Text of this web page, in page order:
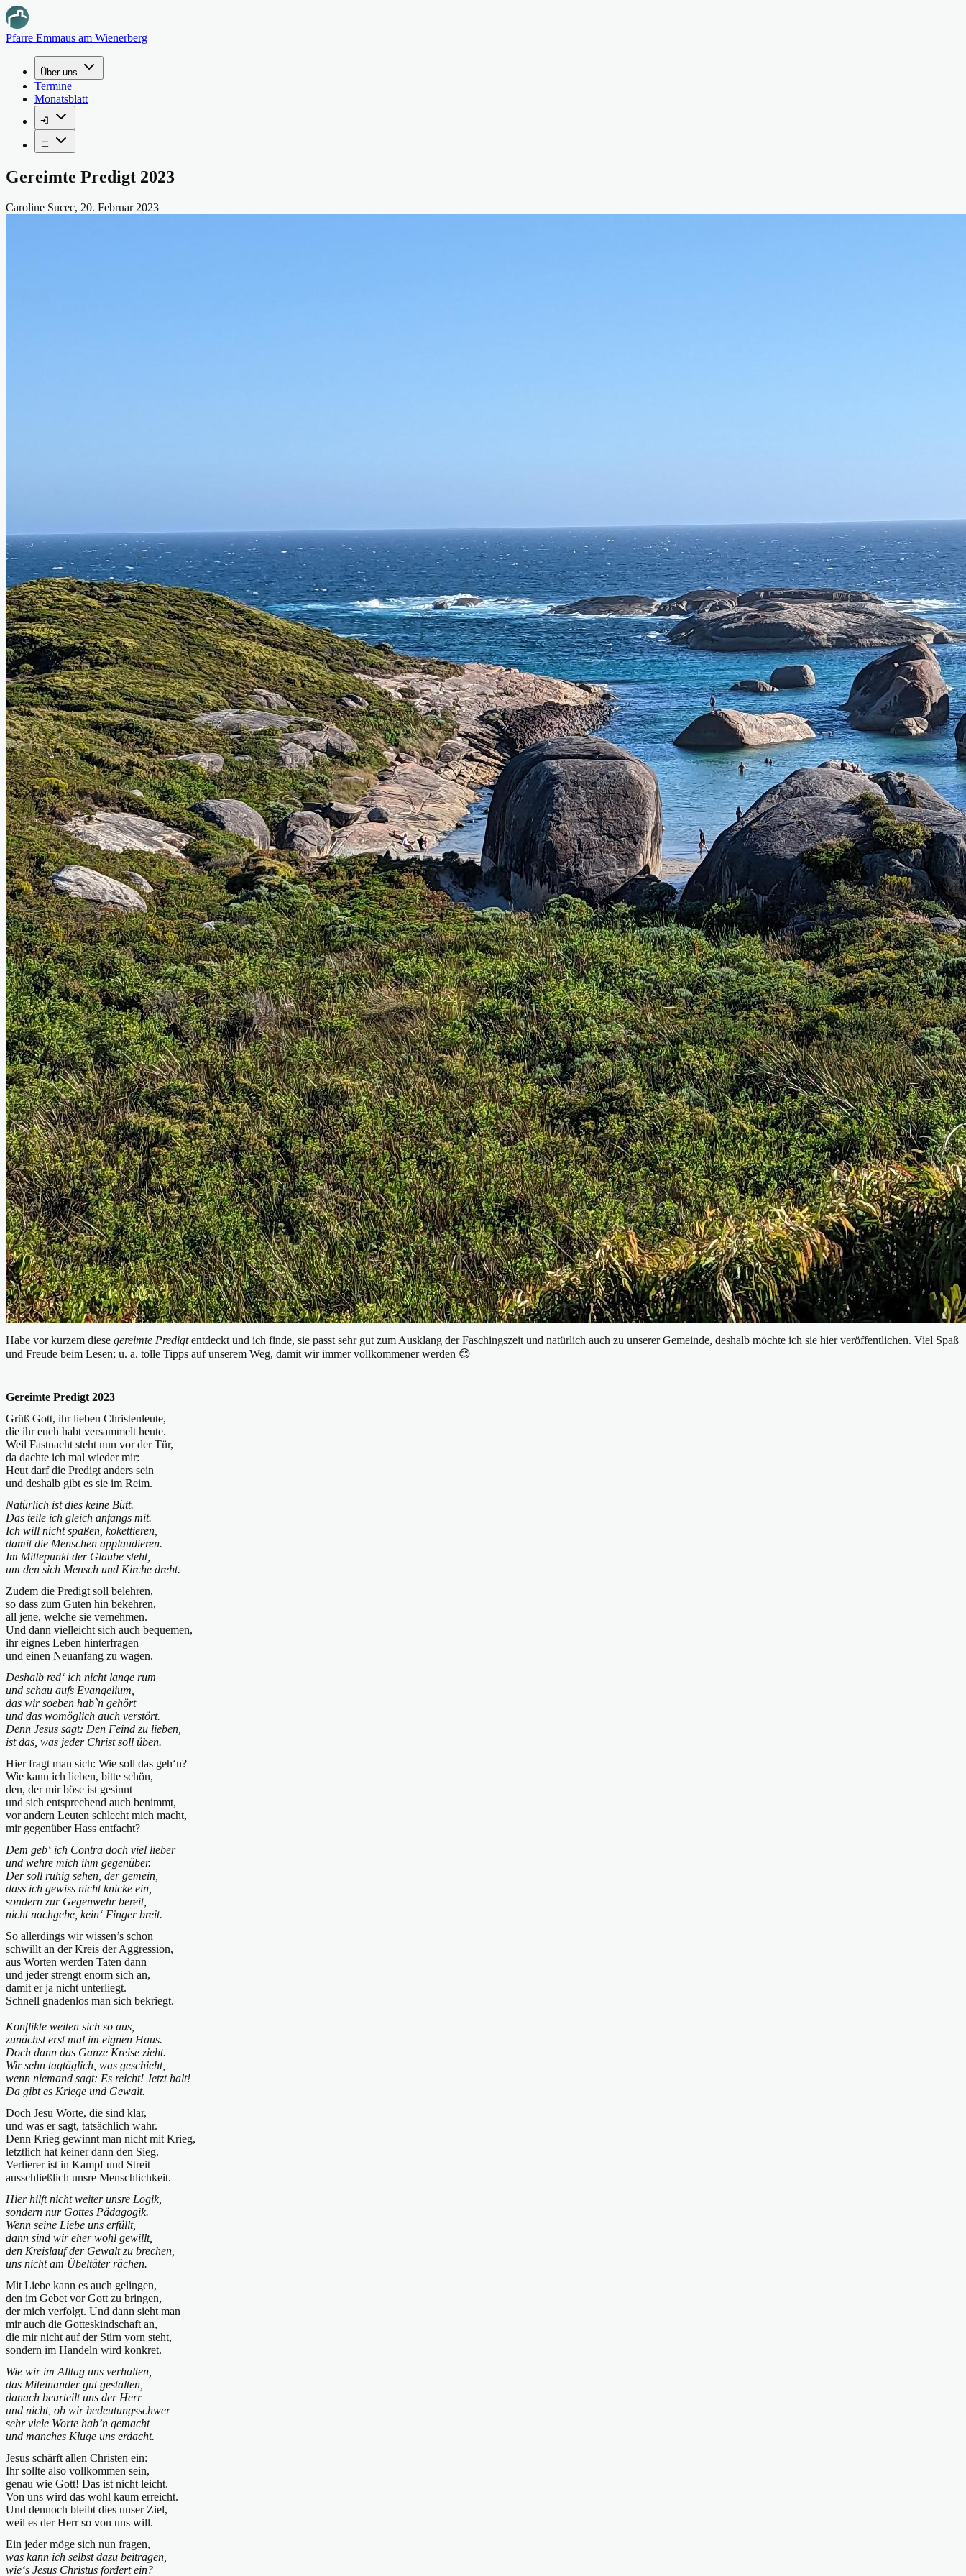
Pfarre Emmaus am Wienerberg
Über uns
Termine
Monatsblatt
Gereimte Predigt 2023
Caroline Sucec, 20. Februar 2023
Habe vor kurzem diese gereimte Predigtentdeckt und ich finde, sie passt sehr gut zum Ausklang der Faschingszeit und natürlich auch zu unserer Gemeinde, deshalb möchte ich sie hier veröffentlichen. Viel Spaß
und Freude beim Lesen; u. a. tolle Tipps auf unserem Weg, damit wir immer vollkommener werden 😊
Gereimte Predigt 2023
Grüß Gott, ihr lieben Christenleute,
die ihr euch habt versammelt heute.
Weil Fastnacht steht nun vor der Tür,
da dachte ich mal wieder mir:
Heut darf die Predigt anders sein
und deshalb gibt es sie im Reim.
Natürlich ist dies keine Bütt.
Das teile ich gleich anfangs mit.
Ich will nicht spaßen, kokettieren,
damit die Menschen applaudieren.
Im Mittepunkt der Glaube steht,
um den sich Mensch und Kirche dreht.
Zudem die Predigt soll belehren,
so dass zum Guten hin bekehren,
all jene, welche sie vernehmen.
Und dann vielleicht sich auch bequemen,
ihr eignes Leben hinterfragen
und einen Neuanfang zu wagen.
Deshalb red‘ ich nicht lange rum
und schau aufs Evangelium,
das wir soeben hab`n gehört
und das womöglich auch verstört.
Denn Jesus sagt: Den Feind zu lieben,
ist das, was jeder Christ soll üben.
Hier fragt man sich: Wie soll das geh‘n?
Wie kann ich lieben, bitte schön,
den, der mir böse ist gesinnt
und sich entsprechend auch benimmt,
vor andern Leuten schlecht mich macht,
mir gegenüber Hass entfacht?
Dem geb‘ ich Contra doch viel lieber
und wehre mich ihm gegenüber.
Der soll ruhig sehen, der gemein,
dass ich gewiss nicht knicke ein,
sondern zur Gegenwehr bereit,
nicht nachgebe, kein‘ Finger breit.
So allerdings wir wissen’s schon
schwillt an der Kreis der Aggression,
aus Worten werden Taten dann
und jeder strengt enorm sich an,
damit er ja nicht unterliegt.
Schnell gnadenlos man sich bekriegt.
Konflikte weiten sich so aus,
zunächst erst mal im eignen Haus.
Doch dann das Ganze Kreise zieht.
Wir sehn tagtäglich, was geschieht,
wenn niemand sagt: Es reicht! Jetzt halt!
Da gibt es Kriege und Gewalt.
Doch Jesu Worte, die sind klar,
und was er sagt, tatsächlich wahr.
Denn Krieg gewinnt man nicht mit Krieg,
letztlich hat keiner dann den Sieg.
Verlierer ist in Kampf und Streit
ausschließlich unsre Menschlichkeit.
Hier hilft nicht weiter unsre Logik,
sondern nur Gottes Pädagogik.
Wenn seine Liebe uns erfüllt,
dann sind wir eher wohl gewillt,
den Kreislauf der Gewalt zu brechen,
uns nicht am Übeltäter rächen.
Mit Liebe kann es auch gelingen,
den im Gebet vor Gott zu bringen,
der mich verfolgt. Und dann sieht man
mir auch die Gotteskindschaft an,
die mir nicht auf der Stirn vorn steht,
sondern im Handeln wird konkret.
Wie wir im Alltag uns verhalten,
das Miteinander gut gestalten,
danach beurteilt uns der Herr
und nicht, ob wir bedeutungsschwer
sehr viele Worte hab’n gemacht
und manches Kluge uns erdacht.
Jesus schärft allen Christen ein:
Ihr sollte also vollkommen sein,
genau wie Gott! Das ist nicht leicht.
Von uns wird das wohl kaum erreicht.
Und dennoch bleibt dies unser Ziel,
weil es der Herr so von uns will.
Ein jeder möge sich nun fragen,
was kann ich selbst dazu beitragen,
wie‘s Jesus Christus fordert ein?